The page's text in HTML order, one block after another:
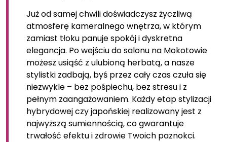
Już od samej chwili doświadczysz życzliwą
atmosferę kameralnego wnętrza, w którym
zamiast tłoku panuje spokój i dyskretna
elegancja. Po wejściu do salonu na Mokotowie
możesz usiąść z ulubioną herbatą, a nasze
stylistki zadbają, byś przez cały czas czuła się
niezwykle – bez pośpiechu, bez stresu i z
pełnym zaangażowaniem. Każdy etap stylizacji
hybrydowej czy japońskiej realizowany jest z
najwyższą sumiennością, co gwarantuje
trwałość efektu i zdrowie Twoich paznokci.